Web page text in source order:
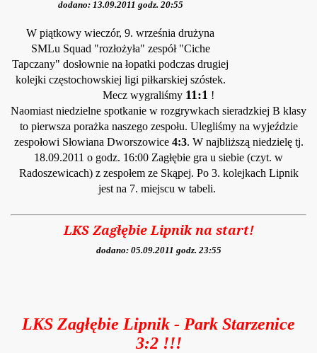
dodano: 13.09.2011 godz. 20:55
W piątkowy wieczór, 9. września drużyna
SMLu Squad "rozłożyła" zespół "Ciche
Tapczany" dosłownie na łopatki podczas drugiej
kolejki częstochowskiej ligi piłkarskiej szóstek.
Mecz wygraliśmy 11:1 !
Naomiast niedzielne spotkanie w rozgrywkach sieradzkiej B klasy
to pierwsza porażka naszego zespołu. Ulegliśmy na wyjeździe
zespołowi Słowiana Dworszowice 4:3. W najbliższą niedzielę tj.
18.09.2011 o godz. 16:00 Zagłębie gra u siebie (czyt. w
Radoszewicach) z zespołem ze Skąpej. Po 3. kolejkach Lipnik
jest na 7. miejscu w tabeli.
LKS Zagłębie Lipnik na start!
dodano: 05.09.2011 godz. 23:55
LKS Zagłębie Lipnik - Park Starzenice
3:2 !!!